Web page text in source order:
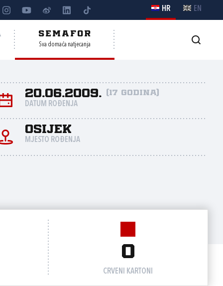
HR EN
SEMAFOR
Sva domaća natjecanja
20.06.2009. (17 godina)
DATUM ROĐENJA
Osijek
MJESTO ROĐENJA
0
CRVENI KARTONI